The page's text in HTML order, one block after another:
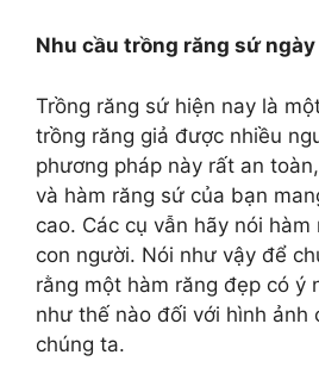
Nhu cầu trồng răng sứ
Trồng răng sứ hiện nay là
trồng răng giả được nhiều
phương pháp này rất an
và hàm răng sứ của bạn
cao. Các cụ vẫn hãy nói
con người. Nói như vậy để
rằng một hàm răng đẹp có ý
như thế nào đối với hình ảnh
chúng ta.